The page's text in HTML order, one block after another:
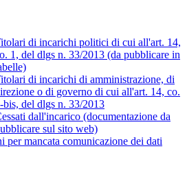
di incarichi politici di cui all'art. 14,
1, del dlgs n. 33/2013 (da pubblicare in
di incarichi di amministrazione, di
o di governo di cui all'art. 14, co.
bis, del dlgs n. 33/2013
dall'incarico (documentazione da
sul sito web)
per mancata comunicazione dei dati